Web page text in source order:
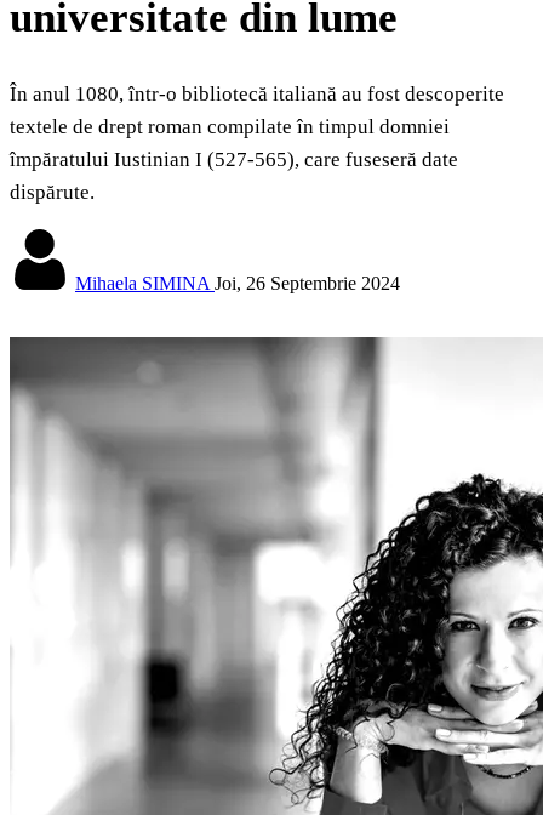
universitate din lume
În anul 1080, într-o bibliotecă italiană au fost descoperite
textele de drept roman compilate în timpul domniei
împăratului Iustinian I (527-565), care fuseseră date
dispărute.
Mihaela SIMINA Joi, 26 Septembrie 2024